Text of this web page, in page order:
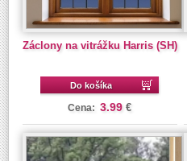
Záclony na vitrážku Harris (SH)
Do košíka
Cena: 3.99 €